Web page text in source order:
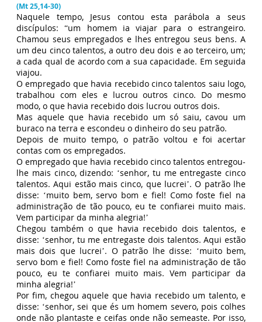
(Mt 25,14-30)
Naquele tempo, Jesus contou esta parábola a seus
discípulos: “um homem ia viajar para o estrangeiro.
Chamou seus empregados e lhes entregou seus bens. A
um deu cinco talentos, a outro deu dois e ao terceiro, um;
a cada qual de acordo com a sua capacidade. Em seguida
viajou.
O empregado que havia recebido cinco talentos saiu logo,
trabalhou com eles e lucrou outros cinco. Do mesmo
modo, o que havia recebido dois lucrou outros dois.
Mas aquele que havia recebido um só saiu, cavou um
buraco na terra e escondeu o dinheiro do seu patrão.
Depois de muito tempo, o patrão voltou e foi acertar
contas com os empregados.
O empregado que havia recebido cinco talentos entregou-
lhe mais cinco, dizendo: ‘senhor, tu me entregaste cinco
talentos. Aqui estão mais cinco, que lucrei’. O patrão lhe
disse: ‘muito bem, servo bom e fiel! Como foste fiel na
administração de tão pouco, eu te confiarei muito mais.
Vem participar da minha alegria!’
Chegou também o que havia recebido dois talentos, e
disse: ‘senhor, tu me entregaste dois talentos. Aqui estão
mais dois que lucrei’. O patrão lhe disse: ‘muito bem,
servo bom e fiel! Como foste fiel na administração de tão
pouco, eu te confiarei muito mais. Vem participar da
minha alegria!’
Por fim, chegou aquele que havia recebido um talento, e
disse: ‘senhor, sei que és um homem severo, pois colhes
onde não plantaste e ceifas onde não semeaste. Por isso,